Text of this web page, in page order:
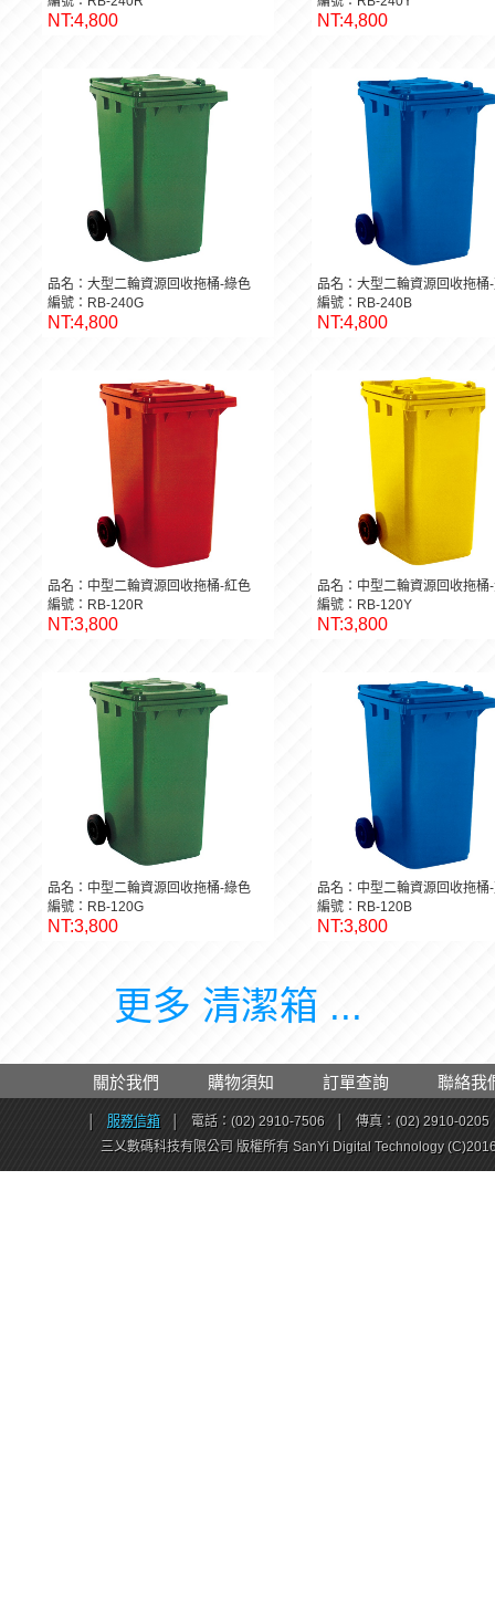
NT:4,800 NT:4,800
品名：大型二輪資源回收拖桶-綠色
編號：RB-240G
NT:4,800
品名：大型二輪資源回收拖桶
編號：RB-240B
NT:4,800
品名：中型二輪資源回收拖桶-紅色
編號：RB-120R
NT:3,800
品名：中型二輪資源回收拖桶
編號：RB-120Y
NT:3,800
品名：中型二輪資源回收拖桶-綠色
編號：RB-120G
NT:3,800
品名：中型二輪資源回收拖桶
編號：RB-120B
NT:3,800
更多 清潔箱 ...
關於我們 購物須知 訂單查詢 聯絡我
服務信箱 電話：(02) 2910-7506
傳真：(02) 2910-0205
三乂數碼科技有限公司 版權所有 SanYi Digital Technology